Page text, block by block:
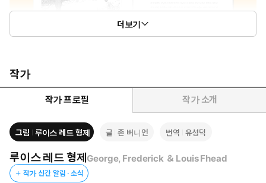
더보기
작가
작가 프로필 작가 소개
그림 루이스 레드 형제 글 존 버니언 번역 유성덕
루이스 레드 형제 George, Frederick ＆ Louis Fhead
작가 신간 알림 · 소식